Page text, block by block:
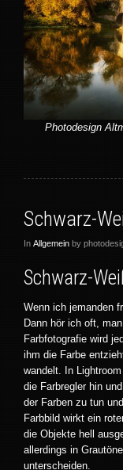
Photodesign
Schwarz-
In Allgemein by
Schwarz-
Wenn ich jemanden
Dann hör ich oft,
Farbfotografie wird
ihm die Farbe
wandelt. In
die Farbregler hin
der Farben zu tun
Farbbild wirkt ein
die Objekte hell
allerdings in
unterscheiden.